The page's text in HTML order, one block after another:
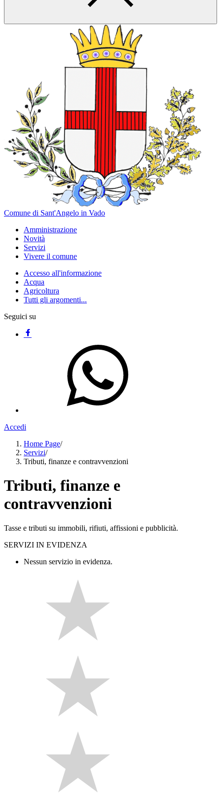
Comune di Sant'Angelo in Vado
Amministrazione
Novità
Servizi
Vivere il comune
Accesso all'informazione
Acqua
Agricoltura
Tutti gli argomenti...
Seguici su
Accedi
Home Page/
Servizi/
Tributi, finanze e contravvenzioni
Tributi, finanze e
contravvenzioni
Tasse e tributi su immobili, rifiuti, affissioni e pubblicità.
SERVIZI IN EVIDENZA
Nessun servizio in evidenza.